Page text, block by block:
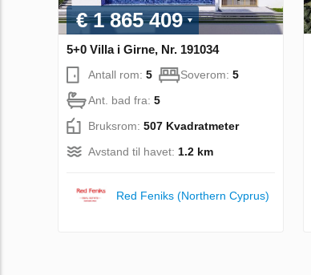
€ 1 865 409
5+0 Villa i Girne, Nr. 191034
Antall rom: 5 Soverom: 5
Ant. bad fra: 5
Bruksrom: 507 Kvadratmeter
Avstand til havet: 1.2 km
Red Feniks (Northern Cyprus)